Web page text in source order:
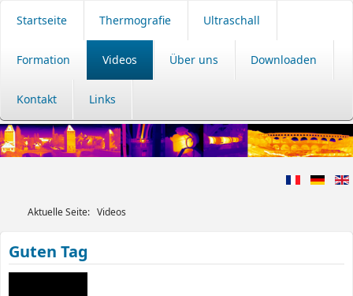
Startseite Thermografie Ultraschall
Formation Videos Über uns Downloaden
Kontakt Links
Aktuelle Seite: Videos
Guten Tag